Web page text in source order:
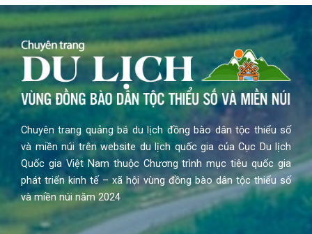
Chuyên trang quảng bá du lịch đồng bào dân tộc thiểu số
và miền núi trên website du lịch quốc gia của Cục Du lịch
Quốc gia Việt Nam thuộc Chương trình mục tiêu quốc gia
phát triển kinh tế – xã hội vùng đồng bào dân tộc thiểu số
và miền núi năm 2024